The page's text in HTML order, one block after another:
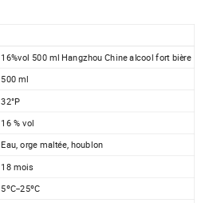
16%vol 500 ml Hangzhou Chine alcool fort bière
500 ml
32°P
16 % vol
Eau, orge maltée, houblon
18 mois
5ºC--25ºC